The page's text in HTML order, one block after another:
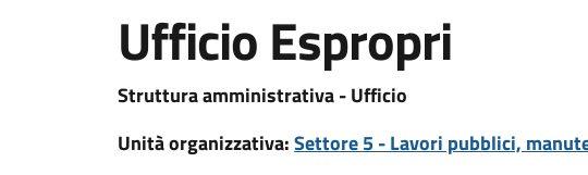
Ufficio Espropri
Struttura amministrativa - Ufficio
Unità organizzativa:Settore 5 - Lavori pubblici,